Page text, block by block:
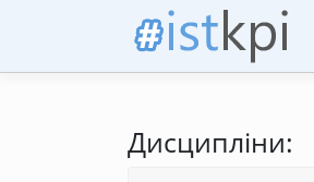
Дисципліни: